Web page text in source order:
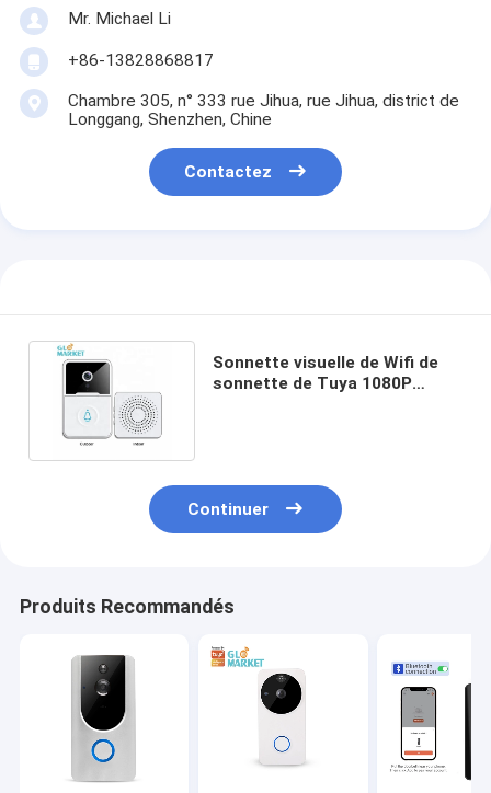
Mr. Michael Li
+86-13828868817
Chambre 305, n° 333 rue Jihua, rue Jihua, district de
Longgang, Shenzhen, Chine
Contactez
Sonnette visuelle de Wifi de
sonnette de Tuya 1080P
Continuer
Produits Recommandés